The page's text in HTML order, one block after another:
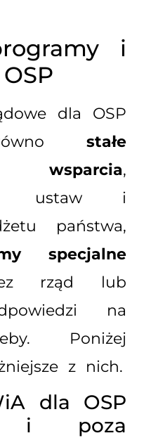
i
dla OSP
stałe
wsparcia,
z ustaw i
państwa,
specjalne
rząd lub
na
Poniżej
z nich.
dla OSP
i poza